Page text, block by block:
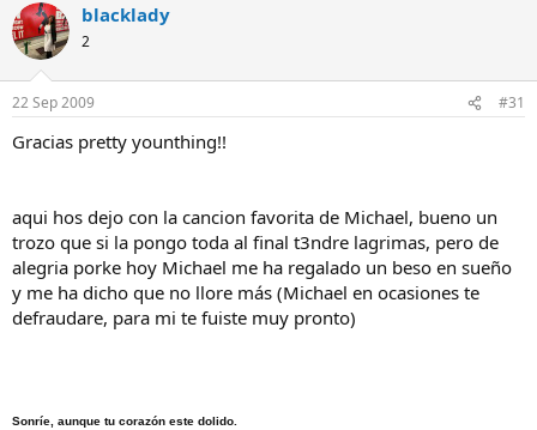
blacklady
2
22 Sep 2009 #31
Gracias pretty younthing!!
aqui hos dejo con la cancion favorita de Michael, bueno un
trozo que si la pongo toda al final t3ndre lagrimas, pero de
alegria porke hoy Michael me ha regalado un beso en sueño
y me ha dicho que no llore más (Michael en ocasiones te
defraudare, para mi te fuiste muy pronto)
Sonríe, aunque tu corazón este dolido.